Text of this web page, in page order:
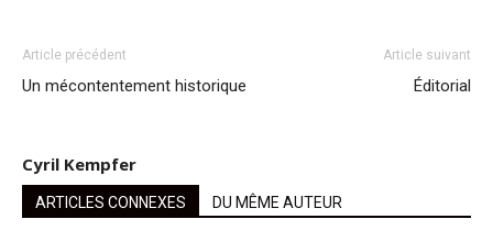
Article précédent
Un mécontentement historique
Article suivant
Éditorial
Cyril Kempfer
ARTICLES CONNEXES DU MÊME AUTEUR